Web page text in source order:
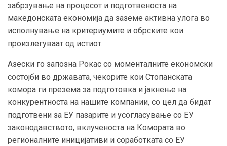
забрзување на процесот и подготвеноста на
македонската економија да заземе активна улога во
исполнување на критериумите и обрските кои
произлегуваат од истиот.
Азески го запозна Рокас со моменталните економски
состојби во државата, чекорите кои Стопанската
комора ги презема за подготовка и јакнење на
конкурентноста на нашите компании, со цел да бидат
подготвени за ЕУ пазарите и усогласување со ЕУ
законодавството, вклученоста на Комората во
регионалните иницијативи и соработката со ЕУ